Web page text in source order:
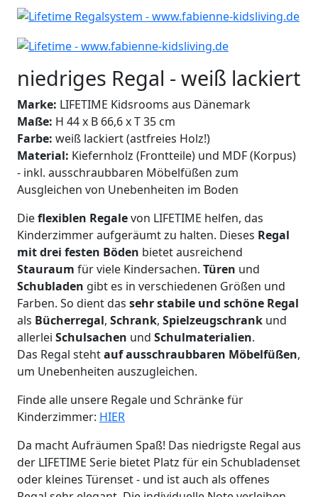
niedriges Regal - weiß lackiert
Marke: LIFETIME Kidsrooms aus Dänemark
Maße: H 44 x B 66,6 x T 35 cm
Farbe: weiß lackiert (astfreies Holz!)
Material: Kiefernholz (Frontteile) und MDF (Korpus)
- inkl. ausschraubbaren Möbelfüßen zum
Ausgleichen von Unebenheiten im Boden
Dieflexiblen Regalevon LIFETIME helfen, das
Kinderzimmer aufgeräumt zu halten. Dieses Regal
mit drei festen Böden bietet ausreichend
Stauraum für viele Kindersachen. Türen und
Schubladen gibt es in verschiedenen Größen und
Farben. So dient das sehr stabile und schöne Regal
als Bücherregal, Schrank, Spielzeugschrank und
allerlei Schulsachen und Schulmaterialien.
Das Regal stehtauf ausschraubbaren Möbelfüßen,
um Unebenheiten auszugleichen.
Finde alle unsere Regale und Schränke für
Kinderzimmer: HIER
Da macht Aufräumen Spaß! Das niedrigste Regal aus
der LIFETIME Serie bietet Platz für ein Schubladenset
oder kleines Türenset - und ist auch als offenes